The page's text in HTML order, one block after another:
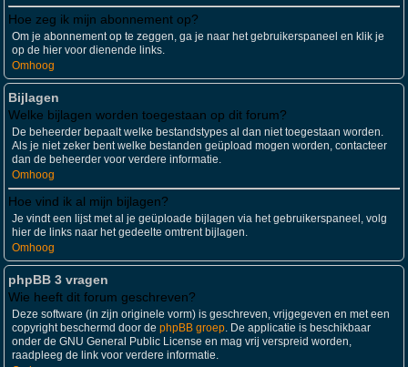
Hoe zeg ik mijn abonnement op?
Om je abonnement op te zeggen, ga je naar het gebruikerspaneel en klik je
op de hier voor dienende links.
Omhoog
Bijlagen
Welke bijlagen worden toegestaan op dit forum?
De beheerder bepaalt welke bestandstypes al dan niet toegestaan worden.
Als je niet zeker bent welke bestanden geüpload mogen worden, contacteer
dan de beheerder voor verdere informatie.
Omhoog
Hoe vind ik al mijn bijlagen?
Je vindt een lijst met al je geüploade bijlagen via het gebruikerspaneel, volg
hier de links naar het gedeelte omtrent bijlagen.
Omhoog
phpBB 3 vragen
Wie heeft dit forum geschreven?
Deze software (in zijn originele vorm) is geschreven, vrijgegeven en met een
copyright beschermd door de phpBB groep. De applicatie is beschikbaar
onder de GNU General Public License en mag vrij verspreid worden,
raadpleeg de link voor verdere informatie.